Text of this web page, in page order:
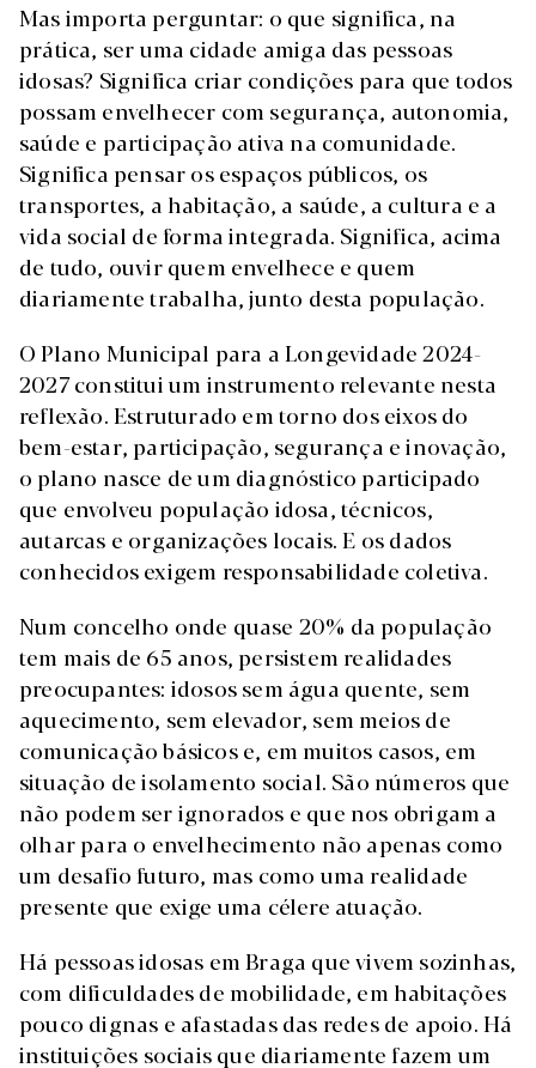
Mas importa perguntar: o que significa, na
prática, ser uma cidade amiga das pessoas
idosas? Significa criar condições para que todos
possam envelhecer com segurança, autonomia,
saúde e participação ativa na comunidade.
Significa pensar os espaços públicos, os
transportes, a habitação, a saúde, a cultura e a
vida social de forma integrada. Significa, acima
de tudo, ouvir quem envelhece e quem
diariamente trabalha, junto desta população.
O Plano Municipal para a Longevidade 2024-
2027 constitui um instrumento relevante nesta
reflexão. Estruturado em torno dos eixos do
bem-estar, participação, segurança e inovação,
o plano nasce de um diagnóstico participado
que envolveu população idosa, técnicos,
autarcas e organizações locais. E os dados
conhecidos exigem responsabilidade coletiva.
Num concelho onde quase 20% da população
tem mais de 65 anos, persistem realidades
preocupantes: idosos sem água quente, sem
aquecimento, sem elevador, sem meios de
comunicação básicos e, em muitos casos, em
situação de isolamento social. São números que
não podem ser ignorados e que nos obrigam a
olhar para o envelhecimento não apenas como
um desafio futuro, mas como uma realidade
presente que exige uma célere atuação.
Há pessoas idosas em Braga que vivem sozinhas,
com dificuldades de mobilidade, em habitações
pouco dignas e afastadas das redes de apoio. Há
instituições sociais que diariamente fazem um